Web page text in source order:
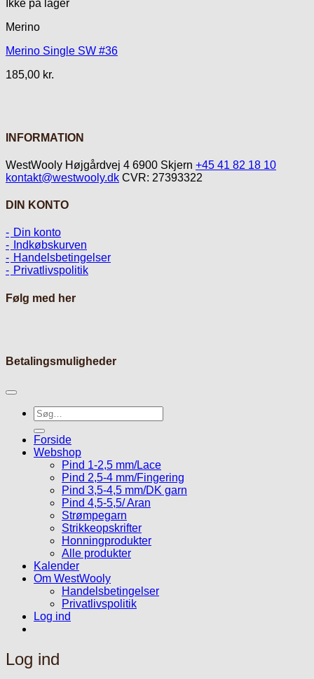
Ikke på lager
Merino
Merino Single SW #36
185,00 kr.
INFORMATION
WestWooly Højgårdvej 4 6900 Skjern +45 41 82 18 10
kontakt@westwooly.dk CVR: 27393322
DIN KONTO
Din konto
Indkøbskurven
Handelsbetingelser
Privatlivspolitik
Følg med her
Betalingsmuligheder
Søg
efter:
Forside
Webshop
Pind 1-2,5 mm/Lace
Pind 2,5-4 mm/Fingering
Pind 3,5-4,5 mm/DK garn
Pind 4,5-5,5/ Aran
Strømpegarn
Strikkeopskrifter
Honningprodukter
Alle produkter
Kalender
Om WestWooly
Handelsbetingelser
Privatlivspolitik
Log ind
Log ind